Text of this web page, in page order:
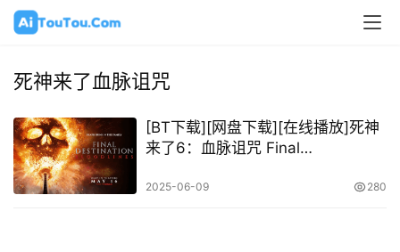
死神来了血脉诅咒
[BT下载][网盘下载][在线播放]死神
来了6：血脉诅咒 Final
HD1080P 英语中字
2025-06-09 280